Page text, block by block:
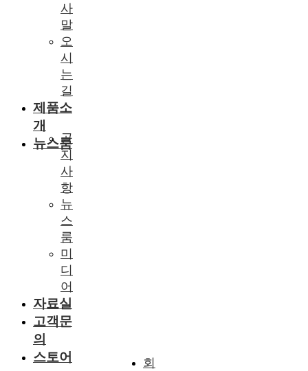
사
말
오
시
는
길
제품소
개
뉴스룸
공
지
사
항
뉴
스
룸
미
디
어
자료실
고객문
의
스토어
회